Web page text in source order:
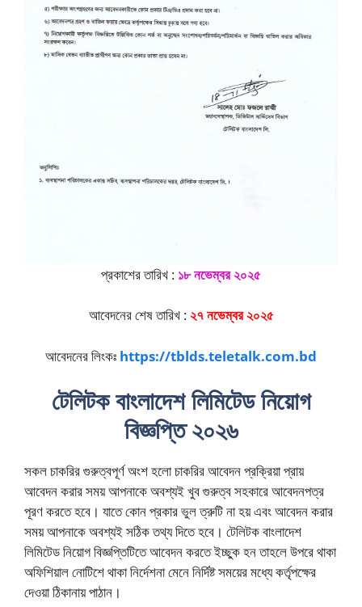
প্রকাশের তারিখ : ১৮ নভেম্বর ২০২৫
আবেদনের শেষ তারিখ :২৭ নভেম্বর ২০২৫
আবেদনের লিংকঃ https://tblds.teletalk.com.bd
টেলিটক বাংলাদেশ লিমিটেড নিয়োগ
বিজ্ঞপ্তি ২০২৬
সকল চাকরির গুরুত্বপূর্ণ অংশ হলো চাকরির আবেদন প্রক্রিয়া প্রায়
আবেদন করার সময় আপনাকে অবশ্যই খুব গুরুত্ব সহকারে আবেদনপত্র
পূরণ করতে হবে। যাতে কোন প্রকার ভুল ত্রুটি না হয় এবং আবেদন করার
সময় আপনাকে অবশ্যই সঠিক তথ্য দিতে হবে। টেলিটক বাংলাদেশ
লিমিটেড নিয়োগ বিজ্ঞপ্তিটিতে আবেদন করতে ইচ্ছুক হন তাহলে উপরে থাকা
অফিশিয়াল নোটিশে থাকা নির্দেশনা মেনে নির্দিষ্ট সময়ের মধ্যে কর্তৃপক্ষের
দেওয়া ঠিকানায় পাঠান।